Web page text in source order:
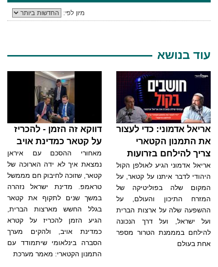
מיון לפי:
עוד בנושא
אריאל אדמוני: כדי לעצור
את התמנון הקטארי
צריך להילחם בזרועות
אריאל אדמוני הגיע לאולפן הקול
היהודי לדבר איתנו על קטאר, על
המקום שלה בפוליטיקה של
המזרח התיכון והעולם, על
ההשפעה שלה על ארצות הברית
ועל ישראל, ועל דרך הנכונה
להילחם במממנת הטרור מספר
אחת בעולם
דווקא זה הזמן - להכריז
על קטאר כמדינת אויב
מאחורי ההסכם עם איראן
נמצאת איך לא ידה הארוכה של
קטאר, שזוכה לחיבוק חם מממשל
טראמפ. מדינת ישראל נזהרה
במשך שנים לתקוף את קטאר
בגלל החשש מארצות הברית,
הגיע הזמן להכריז על קטרא
כמדינת אויב, ולהקים מערך
הסברה בינלאומי שיתמודד עם
התמנון הקטארי: מאמר מערכת